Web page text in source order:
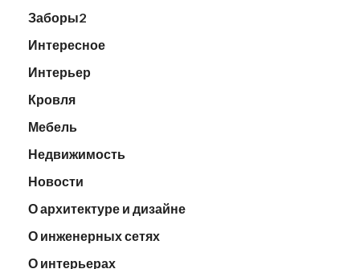
Заборы2
Интересное
Интерьер
Кровля
Мебель
Недвижимость
Новости
О архитектуре и дизайне
О инженерных сетях
О интерьерах